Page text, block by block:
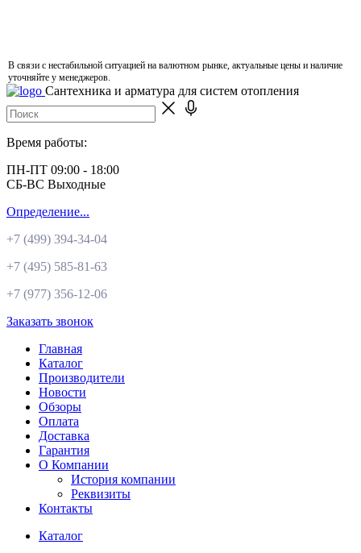
В связи с нестабильной ситуацией на валютном рынке, актуальные цены и наличие
уточняйте у менеджеров.
Сантехника и арматура для систем отопления
Время работы:
ПН-ПТ 09:00 - 18:00
СБ-ВС Выходные
Определение...
+7 (499) 394-34-04
+7 (495) 585-81-63
+7 (977) 356-12-06
Заказать звонок
Главная
Каталог
Производители
Новости
Обзоры
Оплата
Доставка
Гарантия
О Компании
История компании
Реквизиты
Контакты
Каталог